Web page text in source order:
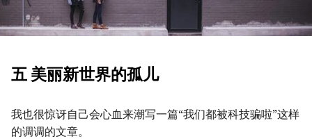
五 美丽新世界的孤儿
我也很惊讶自己会心血来潮写一篇“我们都被科技骗啦”这样
的调调的文章。